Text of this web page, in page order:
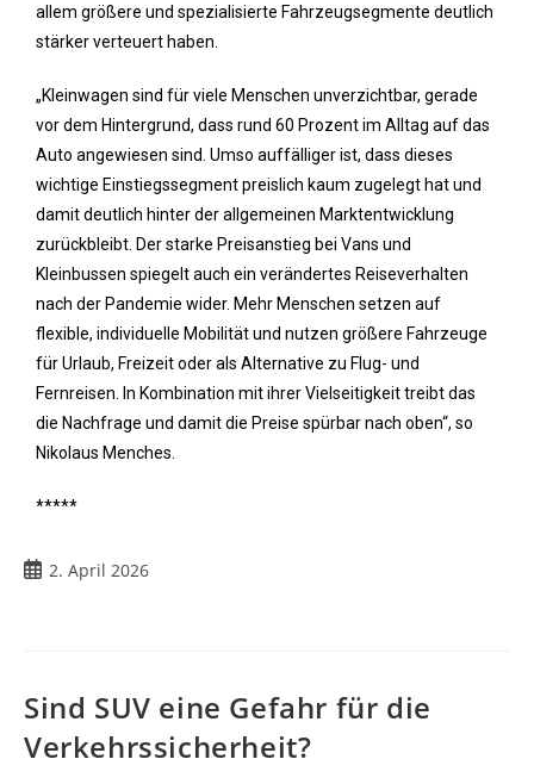
allem größere und spezialisierte Fahrzeugsegmente deutlich
stärker verteuert haben.
„Kleinwagen sind für viele Menschen unverzichtbar, gerade
vor dem Hintergrund, dass rund 60 Prozent im Alltag auf das
Auto angewiesen sind. Umso auffälliger ist, dass dieses
wichtige Einstiegssegment preislich kaum zugelegt hat und
damit deutlich hinter der allgemeinen Marktentwicklung
zurückbleibt. Der starke Preisanstieg bei Vans und
Kleinbussen spiegelt auch ein verändertes Reiseverhalten
nach der Pandemie wider. Mehr Menschen setzen auf
flexible, individuelle Mobilität und nutzen größere Fahrzeuge
für Urlaub, Freizeit oder als Alternative zu Flug- und
Fernreisen. In Kombination mit ihrer Vielseitigkeit treibt das
die Nachfrage und damit die Preise spürbar nach oben“, so
Nikolaus Menches.
*****
2. April 2026
Sind SUV eine Gefahr für die
Verkehrssicherheit?